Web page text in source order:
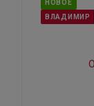
НОВОЕ
ВЛАДИМИР